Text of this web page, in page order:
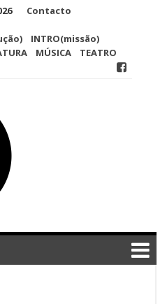
Contacto
INTRO(missão)
MÚSICA TEATRO